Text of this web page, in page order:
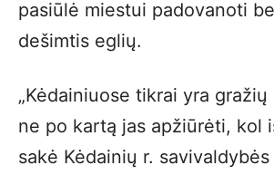
pasiūlė miestui padovanoti
dešimtis eglių.
„Kėdainiuose tikrai yra
ne po kartą jas apžiūrėti, kol
sakė Kėdainių r. savivaldybės